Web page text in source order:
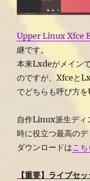
Upper Linux Xfce
継です。
本来Lxdeがメイン
のですが、Xfceと
でどちらも呼び方
自作Linux派生ディ
時に役立つ最高のデ
ダウンロードはこち
【重要】ライブセ